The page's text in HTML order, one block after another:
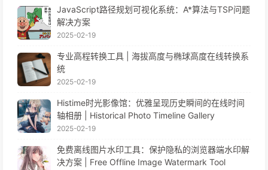
JavaScript路径规划可视化系统：A*算法与TSP问题
解决方案
2025-02-19
专业高程转换工具 | 海拔高度与椭球高度在线转换系
统
2025-02-19
Histime时光影像馆：优雅呈现历史瞬间的在线时间
轴相册 | Historical Photo Timeline Gallery
2025-02-19
免费离线图片水印工具：保护隐私的浏览器端水印解
决方案 | Free Offline Image Watermark Tool